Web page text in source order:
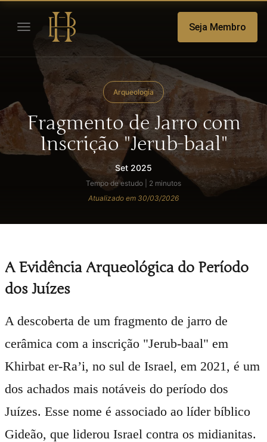
Seja Membro
Arqueologia
Fragmento de Jarro com
Inscrição "Jerub-baal"
Set 2025
Tempo de estudo | 2 minutos
Atualizado em 30/03/2026
A Evidência Arqueológica do Período
dos Juízes
A descoberta de um fragmento de jarro de
cerâmica com a inscrição "Jerub-baal" em
Khirbat er-Ra’i, no sul de Israel, em 2021, é um
dos achados mais notáveis do período dos
Juízes. Esse nome é associado ao líder bíblico
Gideão, que liderou Israel contra os midianitas.